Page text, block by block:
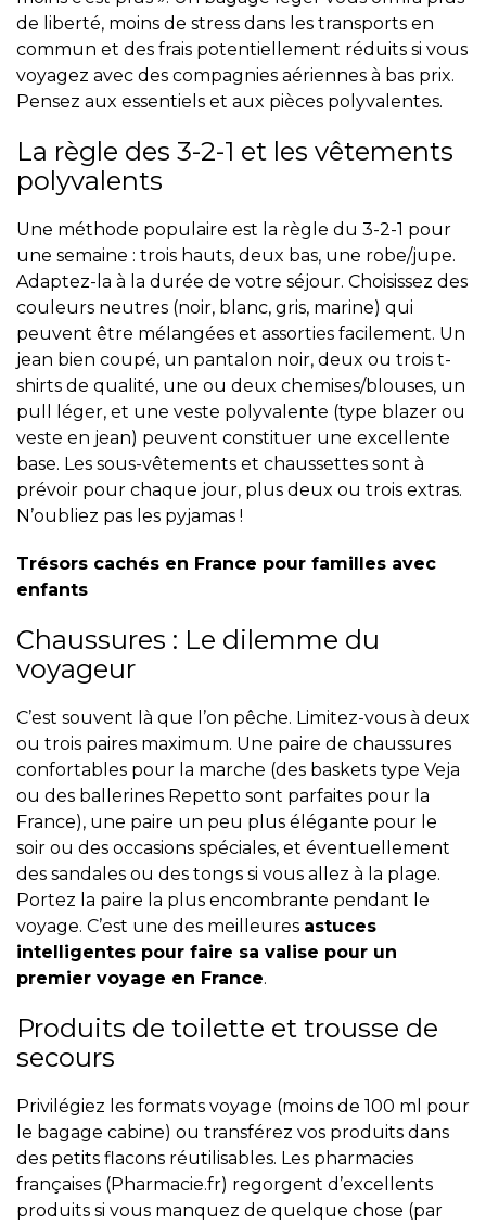
de liberté, moins de stress dans les transports en
commun et des frais potentiellement réduits si vous
voyagez avec des compagnies aériennes à bas prix.
Pensez aux essentiels et aux pièces polyvalentes.
La règle des 3-2-1 et les vêtements
polyvalents
Une méthode populaire est la règle du 3-2-1 pour
une semaine : trois hauts, deux bas, une robe/jupe.
Adaptez-la à la durée de votre séjour. Choisissez des
couleurs neutres (noir, blanc, gris, marine) qui
peuvent être mélangées et assorties facilement. Un
jean bien coupé, un pantalon noir, deux ou trois t-
shirts de qualité, une ou deux chemises/blouses, un
pull léger, et une veste polyvalente (type blazer ou
veste en jean) peuvent constituer une excellente
base. Les sous-vêtements et chaussettes sont à
prévoir pour chaque jour, plus deux ou trois extras.
N’oubliez pas les pyjamas !
Trésors cachés en France pour familles avec
enfants
Chaussures : Le dilemme du
voyageur
C’est souvent là que l’on pêche. Limitez-vous à deux
ou trois paires maximum. Une paire de chaussures
confortables pour la marche (des baskets type Veja
ou des ballerines Repetto sont parfaites pour la
France), une paire un peu plus élégante pour le
soir ou des occasions spéciales, et éventuellement
des sandales ou des tongs si vous allez à la plage.
Portez la paire la plus encombrante pendant le
voyage. C’est une des meilleures astuces
intelligentes pour faire sa valise pour un
premier voyage en France.
Produits de toilette et trousse de
secours
Privilégiez les formats voyage (moins de 100 ml pour
le bagage cabine) ou transférez vos produits dans
des petits flacons réutilisables. Les pharmacies
françaises (Pharmacie.fr) regorgent d’excellents
produits si vous manquez de quelque chose (par